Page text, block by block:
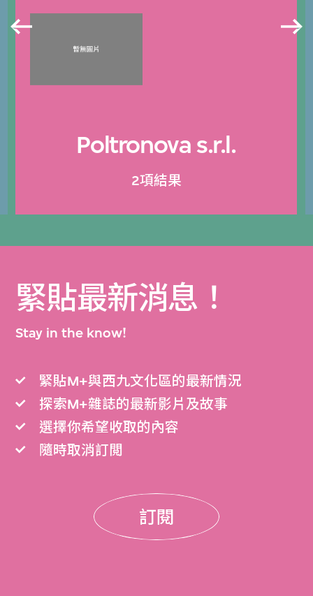
Poltronova s.r.l.
2項結果
緊貼最新消息！
Stay in the know!
緊貼M+與西九文化區的最新情況
探索M+雜誌的最新影片及故事
選擇你希望收取的內容
隨時取消訂閲
訂閱